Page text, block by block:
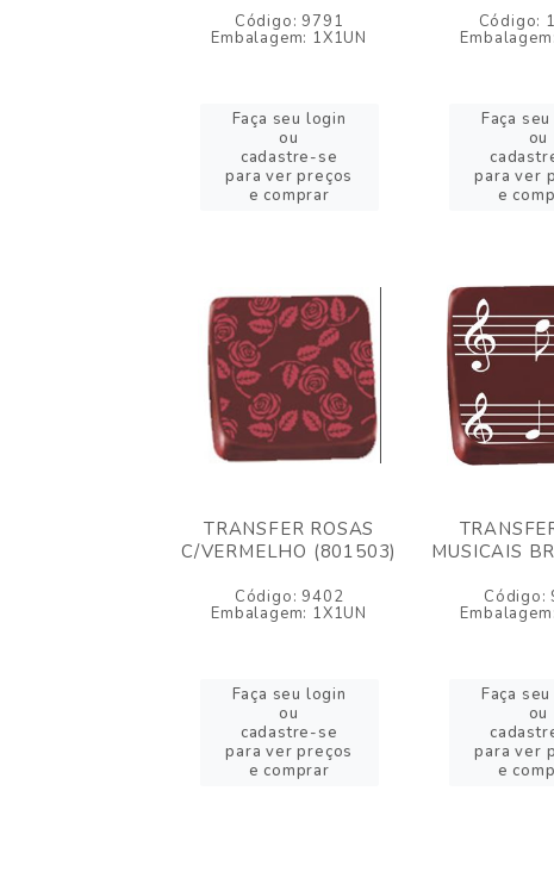
Código: 9791
Embalagem: 1X1UN
Faça seu login
ou
cadastre-se
para ver preços
e comprar
Código:
Faça
ou
para ver
e
TRANSFER ROSAS
C/VERMELHO (801503)
Código: 9402
Embalagem: 1X1UN
Faça seu login
ou
cadastre-se
para ver preços
e comprar
MUSICAIS
Código:
Faça
ou
para ver
e